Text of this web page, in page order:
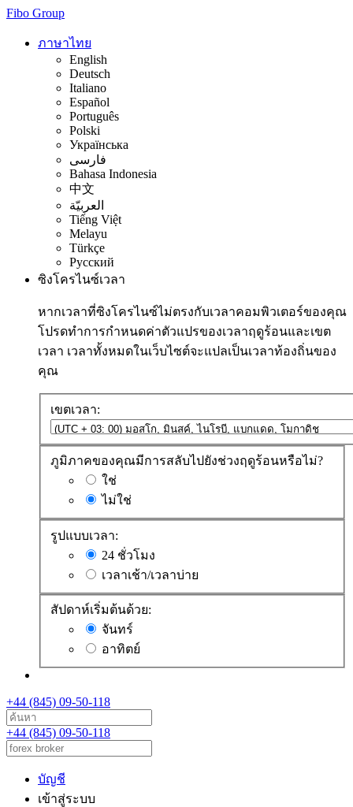
Fibo Group
ภาษาไทย
English
Deutsch
Italiano
Español
Português
Polski
Українська
فارسی
Bahasa Indonesia
中文
العربيّة
Tiếng Việt
Melayu
Türkçe
Русский
ซิงโครไนซ์เวลา
หากเวลาที่ซิงโครไนซ์ไม่ตรงกับเวลาคอมพิวเตอร์ของคุณ
โปรดทำการกำหนดค่าตัวแปรของเวลาฤดูร้อนและเขต
เวลา เวลาทั้งหมดในเว็บไซต์จะแปลเป็นเวลาท้องถิ่นของ
คุณ
เขตเวลา:
ภูมิภาคของคุณมีการสลับไปยังช่วงฤดูร้อนหรือไม่?
ใช่
ไม่ใช่
รูปแบบเวลา:
24 ชั่วโมง
เวลาเช้า/เวลาบ่าย
สัปดาห์เริ่มต้นด้วย:
จันทร์
อาทิตย์
+44 (845) 09-50-118
+44 (845) 09-50-118
บัญชี
เข้าสู่ระบบ